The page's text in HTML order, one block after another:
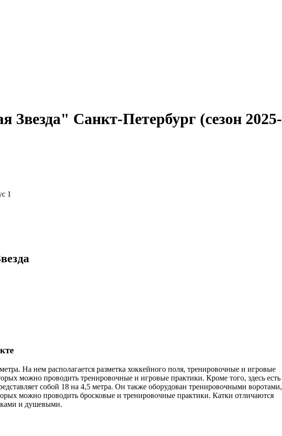
Звезда" Санкт-Петербург (сезон 2025-
1
На нем располагается разметка хоккейного поля, тренировочные и игровые
можно проводить тренировочные и игровые практики. Кроме того, здесь есть
собой 18 на 4,5 метра. Он также оборудован тренировочными воротами,
можно проводить бросковые и тренировочные практики. Катки отличаются
и душевыми.